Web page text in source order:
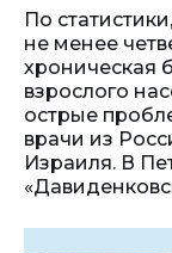
По
не менее
хроническая
взрослого
острые
врачи из
Израиля. В